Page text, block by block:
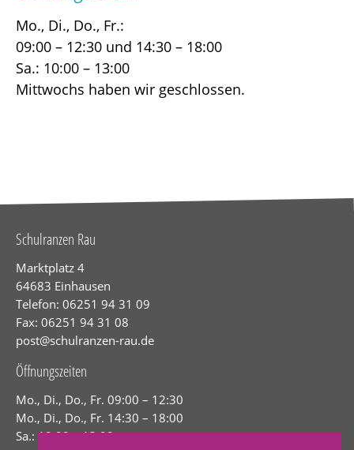
Mo., Di., Do., Fr.:
09:00 – 12:30 und 14:30 – 18:00
Sa.: 10:00 – 13:00
Mittwochs haben wir geschlossen.
Schulranzen Rau
Marktplatz 4
64683 Einhausen
Telefon: 06251 94 31 09
Fax: 06251 94 31 08
post@schulranzen-rau.de
Öffnungszeiten
Mo., Di., Do., Fr. 09:00 – 12:30
Mo., Di., Do., Fr. 14:30 – 18:00
Sa.: 10:00 – 13:00